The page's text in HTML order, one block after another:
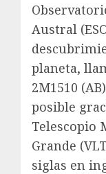
Austral
planeta,
2M1510
posible
Telescopio
Grande
siglas en